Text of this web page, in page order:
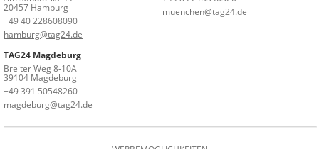
20457 Hamburg
+49 40 228608090
hamburg@tag24.de
muenchen@tag24.de
TAG24 Magdeburg
Breiter Weg 8-10A
39104 Magdeburg
+49 391 50548260
magdeburg@tag24.de